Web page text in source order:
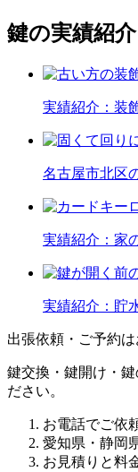
鍵の実績紹介
実績紹介：装
名古屋市北区
実績紹介：家
実績紹介：貯
出張依頼・ご予約は
鍵交換・鍵開け・
ださい。
お電話でご依
愛知県・静岡
お見積りと料